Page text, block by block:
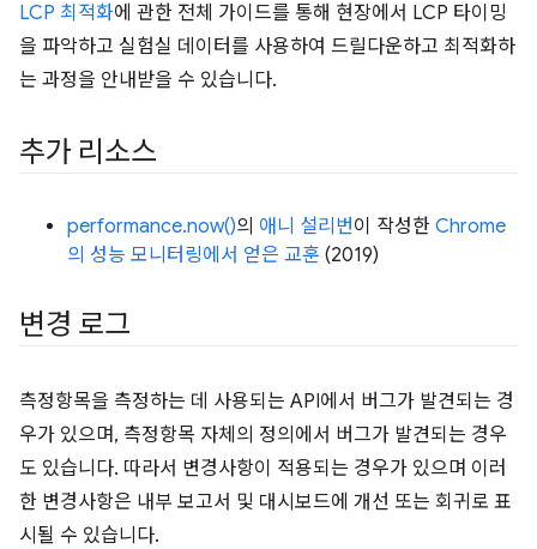
LCP 최적화에 관한 전체 가이드를 통해 현장에서 LCP 타이밍
을 파악하고 실험실 데이터를 사용하여 드릴다운하고 최적화하
는 과정을 안내받을 수 있습니다.
추가 리소스
performance.now()의 애니 설리번이 작성한 Chrome
의 성능 모니터링에서 얻은 교훈 (2019)
변경 로그
측정항목을 측정하는 데 사용되는 API에서 버그가 발견되는 경
우가 있으며, 측정항목 자체의 정의에서 버그가 발견되는 경우
도 있습니다. 따라서 변경사항이 적용되는 경우가 있으며 이러
한 변경사항은 내부 보고서 및 대시보드에 개선 또는 회귀로 표
시될 수 있습니다.